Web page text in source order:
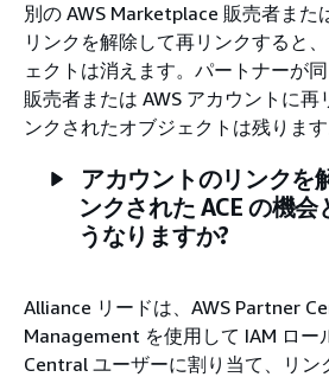
別の AWS Marketplace 販売者また
リンクを解除して再リンクすると
ェクトは消えます。パートナーが
販売者または AWS アカウントに再
ンクされたオブジェクトは残ります
アカウントのリンクを
ンクされた ACE の機
うなりますか?
Alliance リードは、AWS Partner
Management を使用して IAM ロー
Central ユーザーに割り当て、リン